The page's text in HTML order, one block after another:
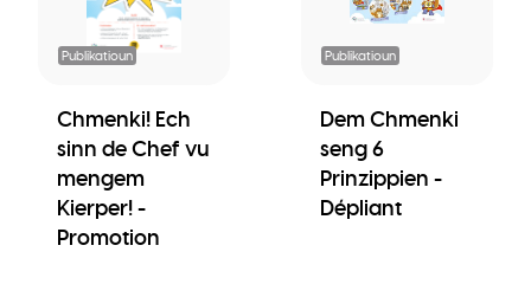
Publikatioun
Chmenki! Ech
sinn de Chef vu
mengem
Kierper! -
Promotion
Publikatioun
Dem Chmenki
seng 6
Prinzippien -
Dépliant